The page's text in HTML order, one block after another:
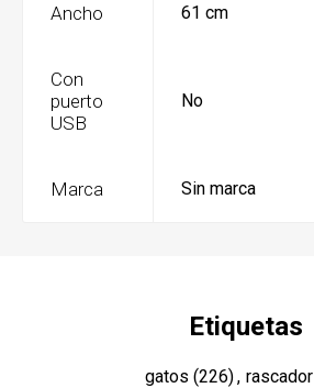
Ancho 61 cm
Con
puerto
USB
No
Marca Sin marca
Etiquetas
gatos (226), rascador